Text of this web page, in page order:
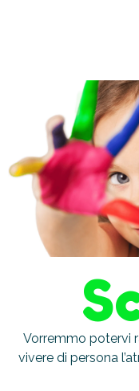
Vorremmo potervi
vivere di persona